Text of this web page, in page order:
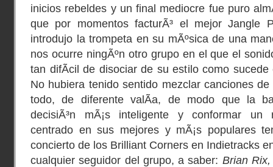
inicios rebeldes y un final mediocre fue puro
que por momentos facturÃ³ el mejor Jangle
introdujo la trompeta en su mÃºsica de una
nos ocurre ningÃºn otro grupo en el que el
tan difÃ­cil de disociar de su estilo como
No hubiera tenido sentido mezclar canciones
todo, de diferente valÃ­a, de modo que la
decisiÃ³n mÃ¡s inteligente y conformar un
centrado en sus mejores y mÃ¡s populares
concierto de los Brilliant Corners en Indietracks
cualquier seguidor del grupo, a saber: Brian